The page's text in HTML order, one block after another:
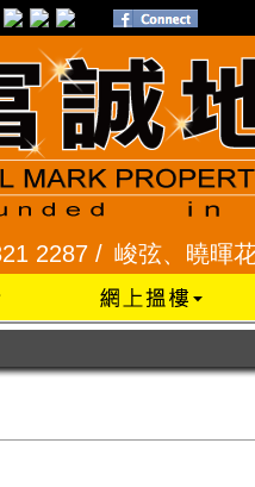
峻弦、曉暉花園 2345